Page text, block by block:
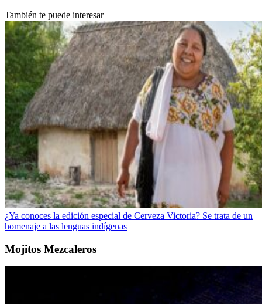
También te puede interesar
¿Ya conoces la edición especial de Cerveza Victoria? Se trata de un
homenaje a las lenguas indígenas
Mojitos Mezcaleros